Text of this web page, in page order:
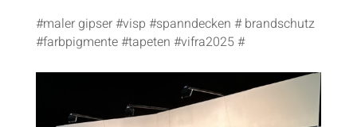
#maler gipser #visp #spanndecken # brandschutz
#farbpigmente #tapeten #vifra2025 #